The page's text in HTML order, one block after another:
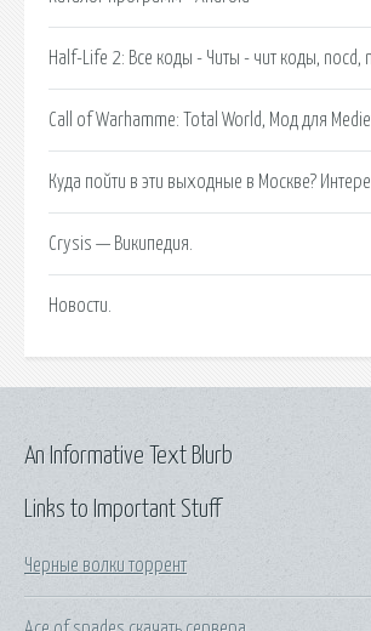
Half-Life 2: Все коды - Читы - чит коды, nocd,
Call of Warhamme: Total World, Мод для
Куда пойти в эти выходные в Москве?
Crysis — Википедия.
Новости.
Links to Important Stuff
Черные волки торрент
An Informative Text Blurb